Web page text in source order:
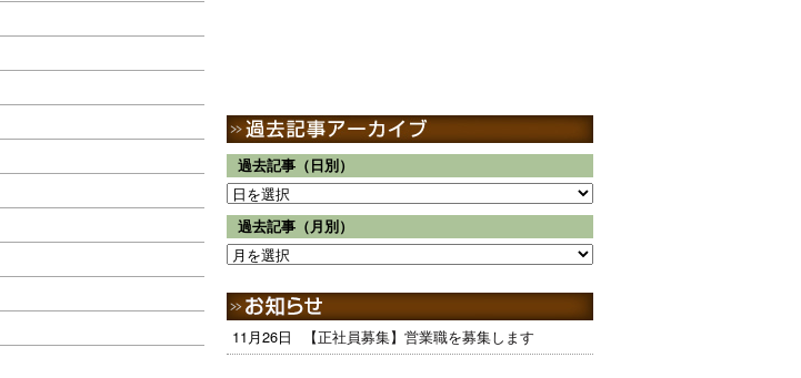
過去記事（日別）
過去記事（月別）
11月26日 【正社員募集】営業職を募集します